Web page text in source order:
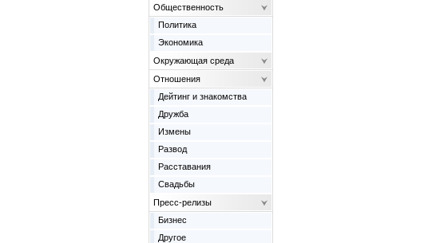
Общественность
Политика
Экономика
Окружающая среда
Отношения
Дейтинг и знакомства
Дружба
Измены
Развод
Расставания
Свадьбы
Пресс-релизы
Бизнес
Другое